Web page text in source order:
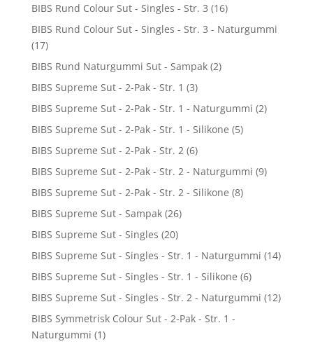
BIBS Rund Colour Sut - Singles - Str. 3 (16)
BIBS Rund Colour Sut - Singles - Str. 3 - Naturgummi
(17)
BIBS Rund Naturgummi Sut - Sampak (2)
BIBS Supreme Sut - 2-Pak - Str. 1 (3)
BIBS Supreme Sut - 2-Pak - Str. 1 - Naturgummi (2)
BIBS Supreme Sut - 2-Pak - Str. 1 - Silikone (5)
BIBS Supreme Sut - 2-Pak - Str. 2 (6)
BIBS Supreme Sut - 2-Pak - Str. 2 - Naturgummi (9)
BIBS Supreme Sut - 2-Pak - Str. 2 - Silikone (8)
BIBS Supreme Sut - Sampak (26)
BIBS Supreme Sut - Singles (20)
BIBS Supreme Sut - Singles - Str. 1 - Naturgummi (14)
BIBS Supreme Sut - Singles - Str. 1 - Silikone (6)
BIBS Supreme Sut - Singles - Str. 2 - Naturgummi (12)
BIBS Symmetrisk Colour Sut - 2-Pak - Str. 1 -
Naturgummi (1)